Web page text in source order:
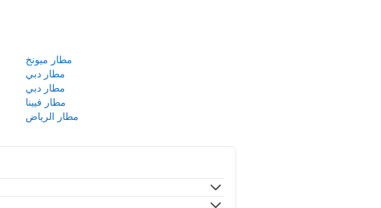
مطار ميونخ
مطار دبي
مطار دبي
مطار فيينا
مطار الرياض